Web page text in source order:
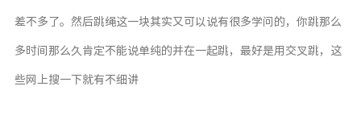
差不多了。然后跳绳这一块其实又可以说有很多学问的，你跳那么
多时间那么久肯定不能说单纯的并在一起跳，最好是用交叉跳，这
些网上搜一下就有不细讲